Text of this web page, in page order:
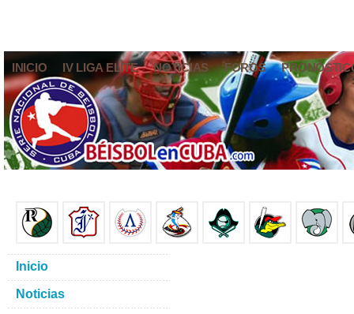
INICIO IV LIGA ELITE NOTICIAS FOROS
Inicio
Noticias